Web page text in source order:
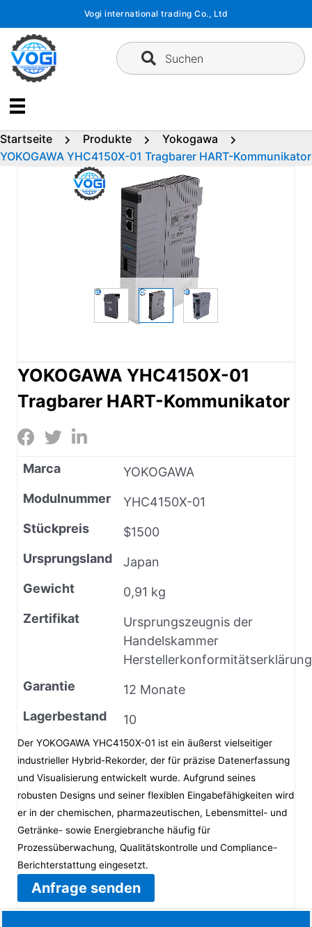
springen
Vogi international trading Co., Ltd
Suchen
Startseite Produkte
Yokogawa
YOKOGAWA YHC4150X-01 Tragbarer HART-Kommunikator
YOKOGAWA YHC4150X-01
Tragbarer HART-Kommunikator
Marca
YOKOGAWA
Modulnummer
YHC4150X-01
Stückpreis
$1500
Ursprungsland
Japan
Gewicht
0,91 kg
Zertifikat
Ursprungszeugnis der
Handelskammer
Herstellerkonformitätserklärung
Garantie
12 Monate
Lagerbestand
10
Der YOKOGAWA YHC4150X-01 ist ein äußerst vielseitiger
industrieller Hybrid-Rekorder, der für präzise Datenerfassung
und Visualisierung entwickelt wurde. Aufgrund seines
robusten Designs und seiner flexiblen Eingabefähigkeiten wird
er in der chemischen, pharmazeutischen, Lebensmittel- und
Getränke- sowie Energiebranche häufig für
Prozessüberwachung, Qualitätskontrolle und Compliance-
Berichterstattung eingesetzt.
Anfrage senden